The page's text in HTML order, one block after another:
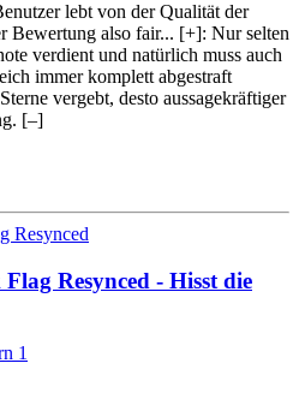
lebt von der Qualität der
Bewertung also fair... [+]: Nur selten
verdient und natürlich muss auch
immer komplett abgestraft
vergebt, desto aussagekräftiger
[–]
Resynced - Hisst die
1